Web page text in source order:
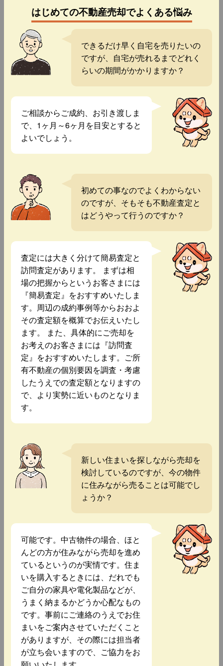
はじめての不動産売却でよくある悩み
できるだけ早く自宅を売りたいの
ですが、自宅が売れるまでどれく
らいの期間がかかりますか？
ご相談からご成約、お引き渡しま
で、1ヶ月～6ヶ月を目安とすると
よいでしょう。
初めての事なのでよくわからない
のですが、そもそも不動産査定と
はどうやって行うのですか？
査定には大きく分けて簡易査定と
訪問査定があります。 まずは相
場の把握からというお客さまには
『簡易査定』をおすすめいたしま
す。周辺の成約事例等からおおよ
その査定額を概算でお伝えいたし
ます。 また、具体的にご売却を
お考えのお客さまには『訪問査
定』をおすすめいたします。ご所
有不動産の個別要因を調査・考慮
したうえでの査定額となりますの
で、より実勢に近いものとなりま
す。
新しい住まいを探しながら売却を
検討しているのですが、今の物件
に住みながら売ることは可能でし
ょうか？
可能です。中古物件の場合、ほと
んどの方が住みながら売却を進め
ているというのが実情です。住ま
いを購入するときには、だれでも
ご自分の家具や電化製品などが、
うまく納まるかどうか心配なもの
です。事前にご連絡のうえでお住
まいをご案内させていただくこと
がありますが、その際には担当者
が立ち会いますので、ご協力をお